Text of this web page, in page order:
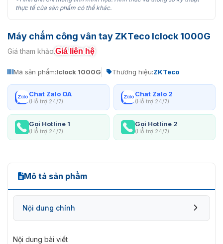
thực tế của sản phẩm có thể khác.
Máy chấm công vân tay ZKTeco Iclock 1000G
Giá tham khảo:Giá liên hệ
Mã sản phẩm:Iclock 1000G Thương hiệu:ZKTeco
Chat Zalo OA
(Hỗ trợ 24/7)
Chat Zalo 2
(Hỗ trợ 24/7)
Gọi Hotline 1
(Hỗ trợ 24/7)
Gọi Hotline 2
(Hỗ trợ 24/7)
Mô tả sản phẩm
Nội dung chính
Nội dung bài viết